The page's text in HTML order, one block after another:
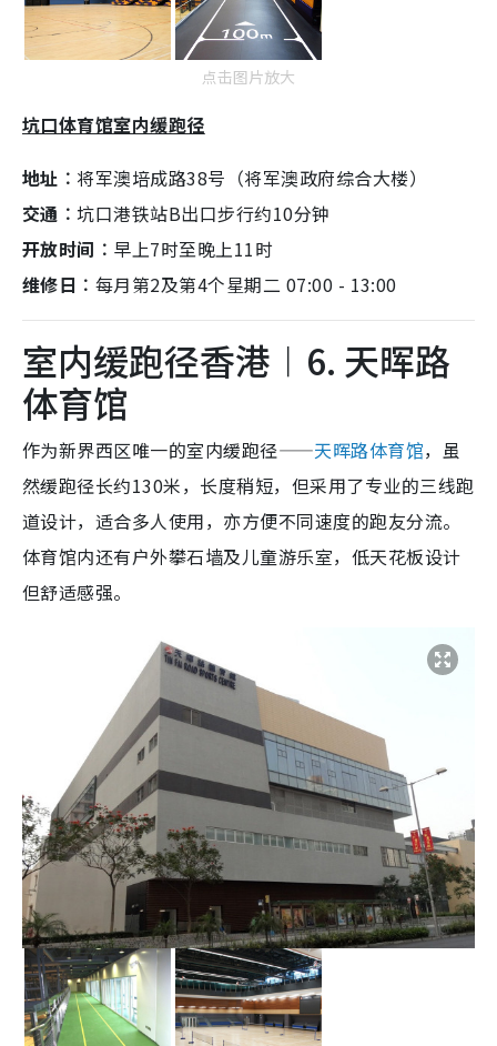
点击图片放大
坑口体育馆室内缓跑径
地址︰ 将军澳培成路38号（将军澳政府综合大楼）
交通︰ 坑口港铁站B出口步行约10分钟
开放时间︰ 早上7时至晚上11时
维修日︰ 每月第2及第4个星期二 07:00 - 13:00
室内缓跑径香港︱6. 天晖路
体育馆
作为新界西区唯一的室内缓跑径——天晖路体育馆，虽
然缓跑径长约130米，长度稍短，但采用了专业的三线跑
道设计，适合多人使用，亦方便不同速度的跑友分流。
体育馆内还有户外攀石墙及儿童游乐室，低天花板设计
但舒适感强。